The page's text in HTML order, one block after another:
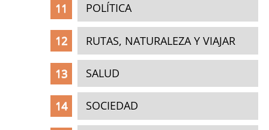
POLÍTICA
RUTAS, NATURALEZA Y VIAJAR
SALUD
SOCIEDAD